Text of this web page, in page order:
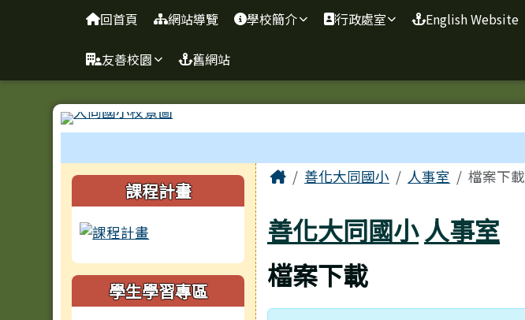
臺南市善化區大同國小
回首頁 網站導覽 學校簡介 行政處室 English Website
友善校園 舊網站
左邊區域內容
課程計畫
學生學習專區
主內容區域
Home善化大同國小 人事室 檔案下載
善化大同國小人事室
檔案下載
頁尾區域